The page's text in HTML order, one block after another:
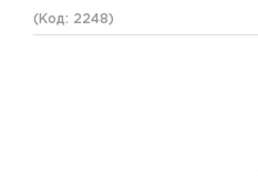
(Код: 2248)